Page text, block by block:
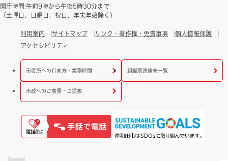
開庁時間:午前9時から午後5時30分まで
（土曜日、日曜日、祝日、年末年始除く）
利用案内 サイトマップ リンク・著作権・免責事項
個人情報保護
アクセシビリティ
市役所への行き方・業務時間 組織別連絡先一覧
市政へのご意見・ご提案